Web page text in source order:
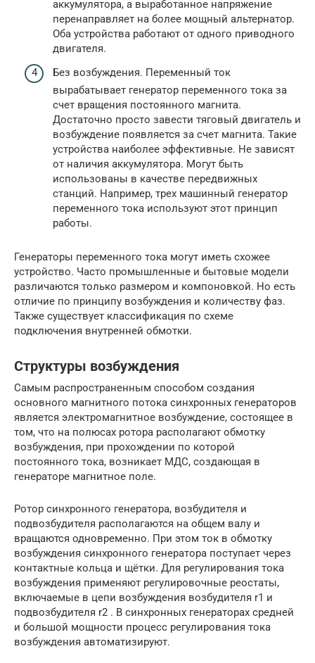
аккумулятора, а выработанное напряжение
перенаправляет на более мощный альтернатор.
Оба устройства работают от одного приводного
двигателя.
Без возбуждения. Переменный ток
вырабатывает генератор переменного тока за
счет вращения постоянного магнита.
Достаточно просто завести тяговый двигатель и
возбуждение появляется за счет магнита. Такие
устройства наиболее эффективные. Не зависят
от наличия аккумулятора. Могут быть
использованы в качестве передвижных
станций. Например, трех машинный генератор
переменного тока используют этот принцип
работы.
Генераторы переменного тока могут иметь схожее
устройство. Часто промышленные и бытовые модели
различаются только размером и компоновкой. Но есть
отличие по принципу возбуждения и количеству фаз.
Также существует классификация по схеме
подключения внутренней обмотки.
Структуры возбуждения
Самым распространенным способом создания
основного магнитного потока синхронных генераторов
является электромагнитное возбуждение, состоящее в
том, что на полюсах ротора располагают обмотку
возбуждения, при прохождении по которой
постоянного тока, возникает МДС, создающая в
генераторе магнитное поле.
Ротор синхронного генератора, возбудителя и
подвозбудителя располагаются на общем валу и
вращаются одновременно. При этом ток в обмотку
возбуждения синхронного генератора поступает через
контактные кольца и щётки. Для регулирования тока
возбуждения применяют регулировочные реостаты,
включаемые в цепи возбуждения возбудителя r1 и
подвозбудителя r2 . В синхронных генераторах средней
и большой мощности процесс регулирования тока
возбуждения автоматизируют.